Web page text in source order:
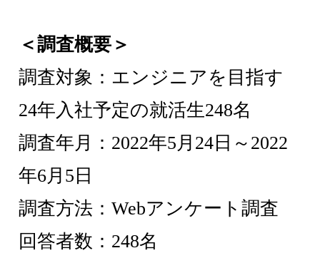
＜調査概要＞
調査対象：エンジニアを目指す
24年入社予定の就活生248名
調査年月：2022年5月24日～2022
年6月5日
調査方法：Webアンケート調査
回答者数：248名